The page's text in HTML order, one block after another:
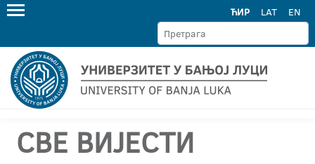
ЋИР LAT EN
СВЕ ВИЈЕСТИ